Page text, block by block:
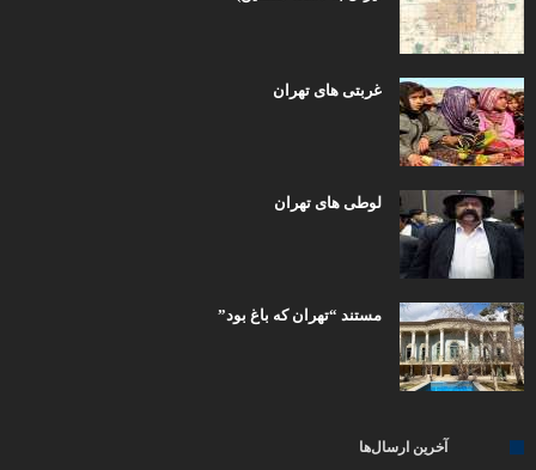
غربتی های تهران
لوطی های تهران
مستند “تهران که باغ بود”
آخرین ارسال‌ها